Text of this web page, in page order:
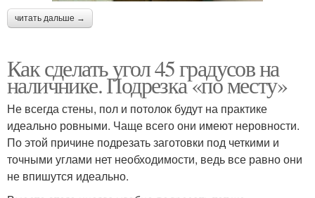
читать дальше →
Как сделать угол 45 градусов на
наличнике. Подрезка «по месту»
Не всегда стены, пол и потолок будут на практике
идеально ровными. Чаще всего они имеют неровности.
По этой причине подрезать заготовки под четкими и
точными углами нет необходимости, ведь все равно они
не впишутся идеально.